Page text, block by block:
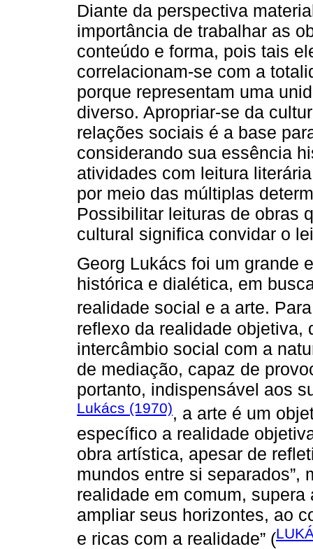
Diante da perspectiva
importância de trabalhar as
conteúdo e forma, pois tais
correlacionam-se com a
porque representam uma
diverso. Apropriar-se da
relações sociais é a base
considerando sua essência
atividades com leitura
por meio das múltiplas
Possibilitar leituras de obras
cultural significa convidar o
Georg Lukács foi um grande
histórica e dialética, em
realidade social e a arte.
reflexo da realidade objetiva,
intercâmbio social com a
de mediação, capaz de
portanto, indispensável aos
Lukács (1970), a arte é um
específico a realidade
obra artística, apesar de
mundos entre si separados”,
realidade em comum, supera
ampliar seus horizontes, ao
e ricas com a realidade” (